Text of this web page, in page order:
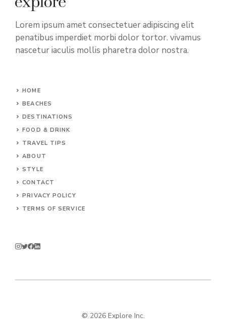
Lorem ipsum amet consectetuer adipiscing elit
penatibus imperdiet morbi dolor tortor. vivamus
nascetur iaculis mollis pharetra dolor nostra.
HOME
BEACHES
DESTINATIONS
FOOD & DRINK
TRAVEL TIPS
ABOUT
STYLE
CONTACT
PRIVACY POLICY
TERMS OF SERVICE
© 2026 Explore Inc.